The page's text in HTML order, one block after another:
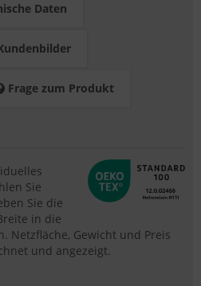
Daten
Frage zum Produkt
Sie
Sie die
in die
Netzfläche, Gewicht und Preis
und angezeigt.